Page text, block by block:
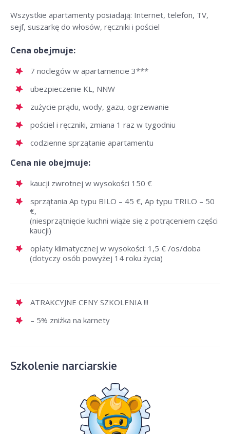
Wszystkie apartamenty posiadają: Internet, telefon, TV,
sejf, suszarkę do włosów, ręczniki i pościel
Cena obejmuje:
7 noclegów w apartamencie 3***
ubezpieczenie KL, NNW
zużycie prądu, wody, gazu, ogrzewanie
pościel i ręczniki, zmiana 1 raz w tygodniu
codzienne sprzątanie apartamentu
Cena nie obejmuje:
kaucji zwrotnej w wysokości 150 €
sprzątania Ap typu BILO – 45 €, Ap typu TRILO – 50
€,
(niesprzątnięcie kuchni wiąże się z potrąceniem części
kaucji)
opłaty klimatycznej w wysokości: 1,5 € /os/doba
(dotyczy osób powyżej 14 roku życia)
ATRAKCYJNE CENY SZKOLENIA !!!
– 5% zniżka na karnety
Szkolenie narciarskie